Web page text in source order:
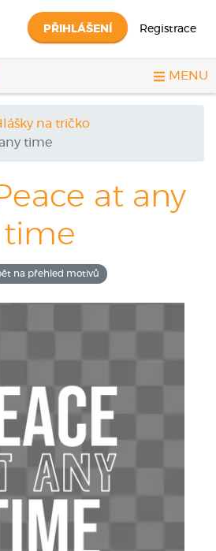
PŘIHLÁŠENÍ Registrace
MENU
na tričko
time
at any
time
na přehled motivů